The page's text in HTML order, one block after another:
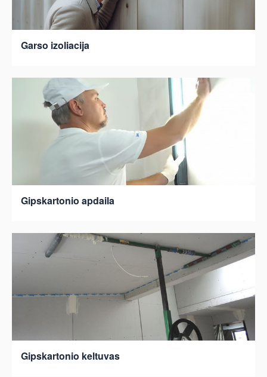
Garso izoliacija
Gipskartonio apdaila
Gipskartonio keltuvas